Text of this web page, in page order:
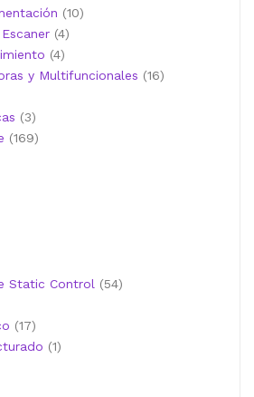
1010
44
44
productos
y Multifuncionales 1616
33
productos
169169
Static Control 5454
1717
productos
11